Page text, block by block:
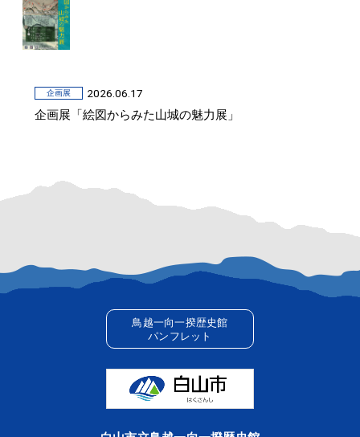
企画展 2026.06.17
企画展「絵図からみた山城の魅力展」
鳥越一向一揆歴史館
パンフレット